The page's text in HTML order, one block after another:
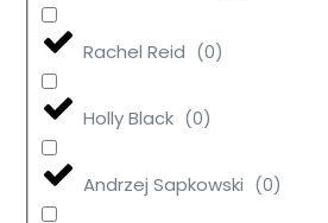
Rachel Reid (0)
Holly Black (0)
Andrzej Sapkowski (0)